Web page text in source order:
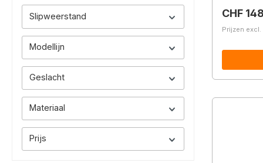
Slipweerstand
Modellijn
Geslacht
Materiaal
Prijs
Normale
CHF
Prijzen